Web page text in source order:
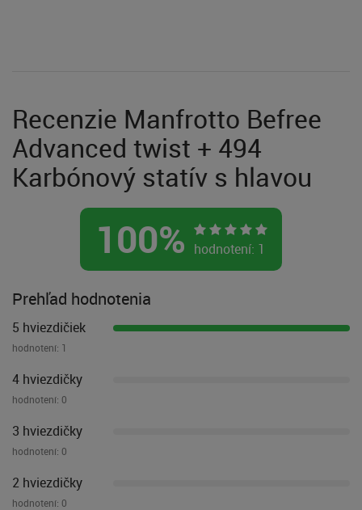
Recenzie Manfrotto Befree
Advanced twist + 494
Karbónový statív s hlavou
100% hodnotení: 1
Prehľad hodnotenia
5 hviezdičiek
hodnotení: 1
4 hviezdičky
hodnotení: 0
3 hviezdičky
hodnotení: 0
2 hviezdičky
hodnotení: 0